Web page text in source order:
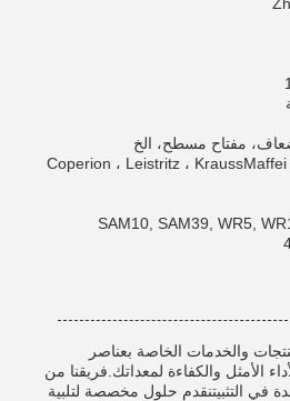
مفتاح مسطح، الخ
العلامات التجارية المطبقة: Coperion ، Leistritz ، KraussMaffei
والخدمات الخاصة بعناصر
الأمثل والكفاءة لمعداتك.فريقنا من
في التثبيتنقدم حلول مخصصة لتلبية